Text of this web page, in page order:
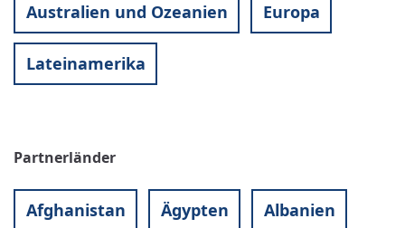
Australien und Ozeanien Europa
Lateinamerika
Partnerländer
Afghanistan Ägypten Albanien